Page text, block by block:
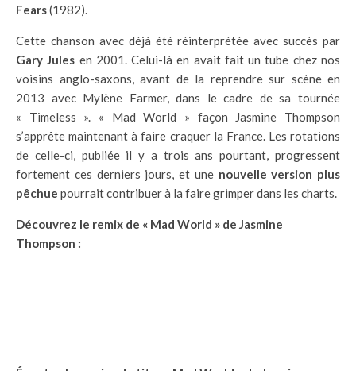
Fears(1982).
Cette chanson avec déjà été réinterprétée avec succès par
Gary Jules en 2001. Celui-là en avait fait un tube chez nos
voisins anglo-saxons, avant de la reprendre sur scène en
2013 avec Mylène Farmer, dans le cadre de sa tournée
« Timeless ». « Mad World » façon Jasmine Thompson
s’apprête maintenant à faire craquer la France. Les rotations
de celle-ci, publiée il y a trois ans pourtant, progressent
fortement ces derniers jours, et une nouvelle version plus
pêchue pourrait contribuer à la faire grimper dans les charts.
Découvrez le remix de « Mad World » de Jasmine
Thompson :